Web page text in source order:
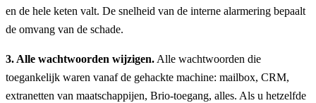
en de hele keten valt. De snelheid van de interne alarmering bepaalt
de omvang van de schade.
3. Alle wachtwoorden wijzigen.Alle wachtwoorden die
toegankelijk waren vanaf de gehackte machine: mailbox, CRM,
extranetten van maatschappijen, Brio-toegang, alles. Als u hetzelfde